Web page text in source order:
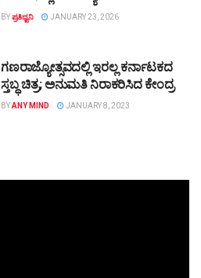
BYಪ್ರತಿಧ್ವನಿ JANUARY 23, 2026
ಗಣರಾಜ್ಯೋತ್ಸವದಲ್ಲಿ ಇರಲ್ಲ ಕರ್ನಾಟಕದ
ಸ್ತಬ್ಧ ಚಿತ್ರ; ಅನುಮತಿ ನಿರಾಕರಿಸಿದ ಕೇಂದ್ರ
BYANY MIND JANUARY 8, 2023